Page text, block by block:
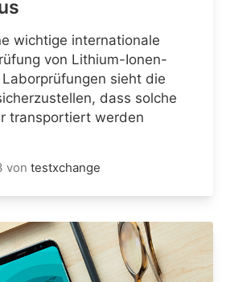
wichtige internationale
von Lithium-Ionen-
sieht die
dass solche
transportiert werden
von testxchange